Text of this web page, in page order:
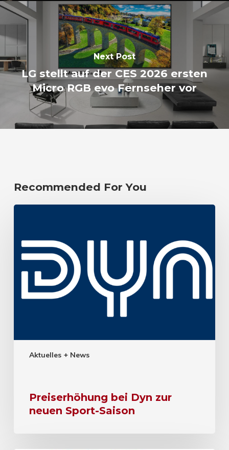
Next Post
LG stellt auf der CES 2026 ersten
Micro RGB evo Fernseher vor
Recommended For You
Aktuelles + News
Preiserhöhung bei Dyn zur
neuen Sport-Saison